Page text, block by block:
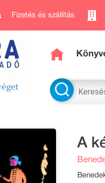
Fizetés és szállítás
A